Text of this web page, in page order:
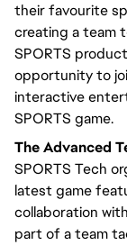
their favourite
creating a team
SPORTS
opportunity to
interactive
SPORTS game.
The Advanced
SPORTS Tech
latest game
collaboration
part of a team